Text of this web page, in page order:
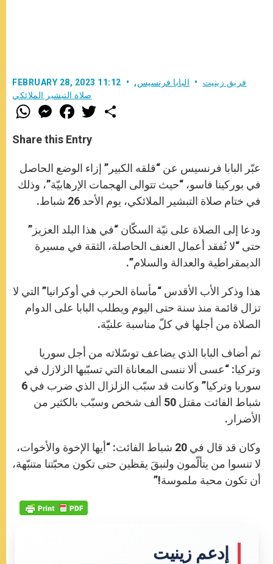
FEBRUARY 28, 2023 11:12 فريق زينيت البابا فرنسيس,
صلاة التبشير الملائكي
W
h
t
s
p
p
M
e
s
e
g
e
r
F
a
e
b
o
k
w
r
Share this Entry
عبّر البابا فرنسيس عن “قلقه الكبير” إزاء الوضع الحاصل
في بوركينا فاسو، “حيث تتوالى الهجمات الإرهابيّة”، وذلك
في ختام صلاة التبشير الملائكي، يوم الأحد 26 شباط.
ودعا إلى الصلاة على نيّة السكّان “في هذا البلد العزيز”
حتى “لا تُفقد أعمال العنف الحاصلة، الثقة في مسيرة
الديمقراطية والعدالة والسلام”.
هذا وذكر الأب الأقدس “مأساة الحرب في أوكرانيا” التي لا
تزال قائمة منذ سنة حتى اليوم ويطلب البابا على الدوام
الصلاة من أجلها في كلّ مناسبة علنيّة.
ثم أضاف البابا الذي يضاعف توسّلاته من أجل سوريا
وتركيا: “عسى ألا ننسى المعاناة التي تسبّبها الزلازل في
سوريا وتركيا” وكانت قد سبّب الزلزال الذي ضرب في 6
شباط الفائت مقتل 50 ألف شخص وسبّب بالكثير من
الأضرار.
وكان قد قال في 20 شباط الفائت: “أيها الإخوة والأخوات،
لا تنسوا من يتألّمون ولنبقَ يقظين حتى تكون محبّتنا متنبّهة،
أن تكون محبة ملموسة!”
إدعم زينيت